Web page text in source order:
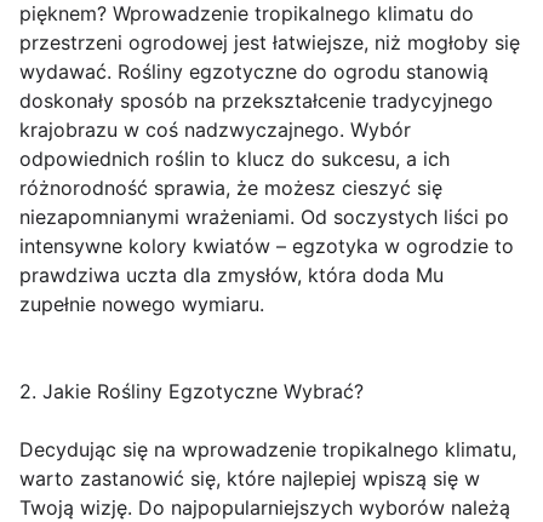
pięknem? Wprowadzenie tropikalnego klimatu do
przestrzeni ogrodowej jest łatwiejsze, niż mogłoby się
wydawać. Rośliny egzotyczne do ogrodu stanowią
doskonały sposób na przekształcenie tradycyjnego
krajobrazu w coś nadzwyczajnego. Wybór
odpowiednich roślin to klucz do sukcesu, a ich
różnorodność sprawia, że możesz cieszyć się
niezapomnianymi wrażeniami. Od soczystych liści po
intensywne kolory kwiatów – egzotyka w ogrodzie to
prawdziwa uczta dla zmysłów, która doda Mu
zupełnie nowego wymiaru.
2. Jakie Rośliny Egzotyczne Wybrać?
Decydując się na wprowadzenie tropikalnego klimatu,
warto zastanowić się, które najlepiej wpiszą się w
Twoją wizję. Do najpopularniejszych wyborów należą